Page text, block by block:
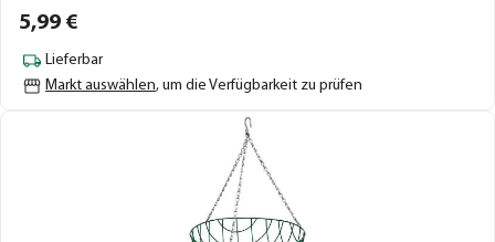
5,99 €
Lieferbar
Markt auswählen, um die Verfügbarkeit zu prüfen